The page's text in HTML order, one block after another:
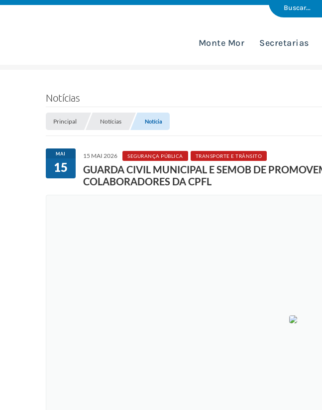
Monte Mor Secretarias
Notícias
Principal Notícias Notícia
MAI
15
15 MAI 2026 SEGURANÇA PÚBLICA TRANSPORTE E TRÂNSITO
GUARDA CIVIL MUNICIPAL E SEMOB DE
COLABORADORES DA CPFL